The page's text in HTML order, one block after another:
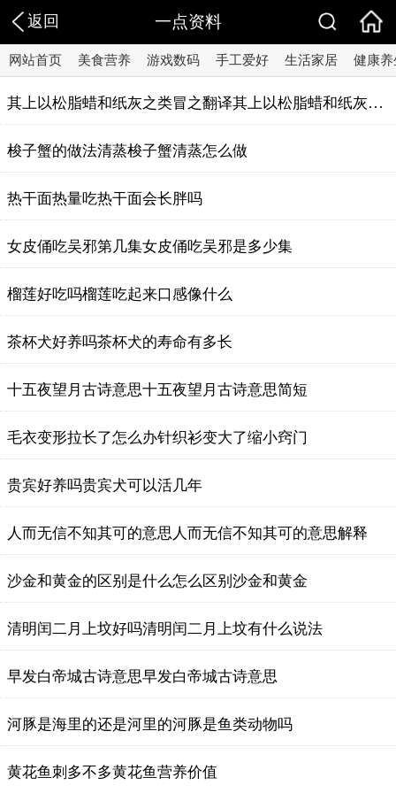
返回 一点资料
网站首页 美食营养 游戏数码 手工爱好 生活家居 健康养
其上以松脂蜡和纸灰之类冒之翻译其上以松脂蜡和纸灰之类冒之意思
梭子蟹的做法清蒸梭子蟹清蒸怎么做
热干面热量吃热干面会长胖吗
女皮俑吃吴邪第几集女皮俑吃吴邪是多少集
榴莲好吃吗榴莲吃起来口感像什么
茶杯犬好养吗茶杯犬的寿命有多长
十五夜望月古诗意思十五夜望月古诗意思简短
毛衣变形拉长了怎么办针织衫变大了缩小窍门
贵宾好养吗贵宾犬可以活几年
人而无信不知其可的意思人而无信不知其可的意思解释
沙金和黄金的区别是什么怎么区别沙金和黄金
清明闰二月上坟好吗清明闰二月上坟有什么说法
早发白帝城古诗意思早发白帝城古诗意思
河豚是海里的还是河里的河豚是鱼类动物吗
黄花鱼刺多不多黄花鱼营养价值